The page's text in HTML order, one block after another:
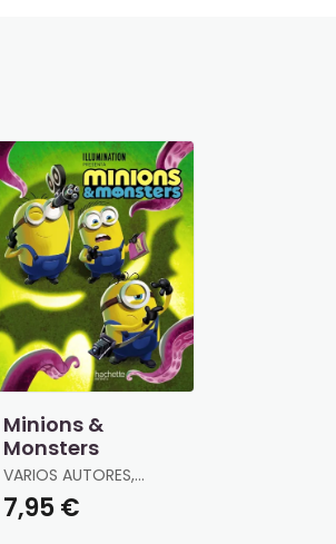
Minions &
Monsters
VARIOS AUTORES,
VARIOS AUTORES
7,95 €